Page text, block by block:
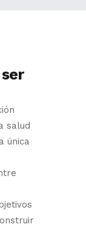
salud
única